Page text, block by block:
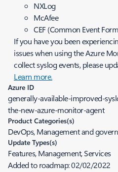
NXLog
McAfee
CEF (Common Event
If you have you been
issues when using the Azure
collect syslog events, please
Learn more.
Azure ID
generally-available-improved-
the-new-azure-monitor-agent
Product Categories(s)
DevOps, Management and
Update Types(s)
Features, Management, Services
Added to roadmap:02/02/2022